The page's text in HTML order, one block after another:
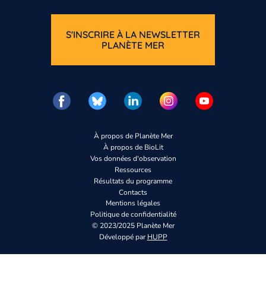
À propos de Planète Mer
À propos de BioLit
Vos données d'observation
Ressources
Résultats du programme
Contacts
Mentions légales
Politique de confidentialité
© 2023/2025 Planète Mer
Développé parHUPP
S'INSCRIRE À LA NEWSLETTER
PLANÈTE MER